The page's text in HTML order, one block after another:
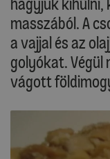
masszából. A
a vajjal és az
golyókat. Végül
vágott